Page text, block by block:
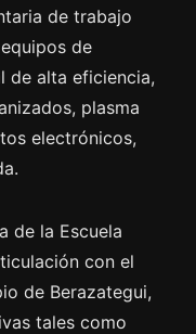
de trabajo
de
de alta eficiencia,
plasma
electrónicos,
de la Escuela
con el
de Berazategui,
tales como